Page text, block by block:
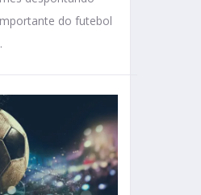
do futebol